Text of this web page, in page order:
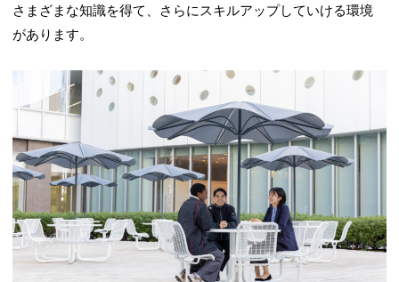
さまざまな知識を得て、さらにスキルアップしていける環境
があります。